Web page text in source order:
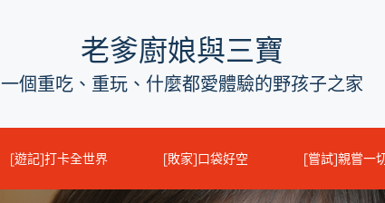
老爹廚娘與三寶
一個重吃、重玩、什麼都愛體驗的野孩子之家
[遊記]打卡全世界 [敗家]口袋好空 [嘗試]親嘗一